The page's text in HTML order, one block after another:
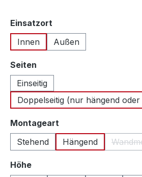
Einsatzort
Innen
Außen
Seiten
Einseitig
Doppelseitig (nur hängend oder
Montageart
Stehend
Hängend
Höheauswählen